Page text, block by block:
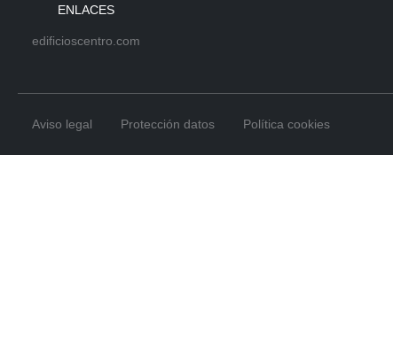
ENLACES
edificioscentro.com
Aviso legal Protección datos Política cookies